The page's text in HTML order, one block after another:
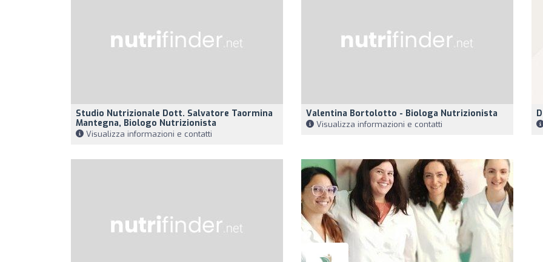
Studio Nutrizionale Dott. Salvatore Taormina
Mantegna, Biologo Nutrizionista
Visualizza informazioni e contatti
Valentina Bortolotto - Biologa Nutrizionista
Visualizza informazioni e contatti